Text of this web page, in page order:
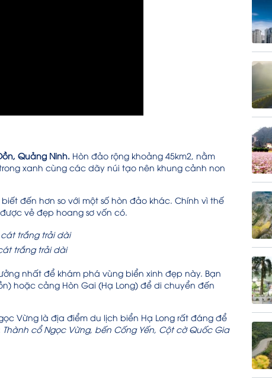
Quảng Ninh. Hòn đảo rộng khoảng 45km2, nằm
xanh cùng các dãy núi tạo nên khung cảnh non
đến hơn so với một số hòn đảo khác. Chính vì thế
vẻ đẹp hoang sơ vốn có.
trắng trải dài
nhất để khám phá vùng biển xinh đẹp này. Bạn
hoặc cảng Hòn Gai (Hạ Long) để di chuyển đến
Vừng là địa điểm du lịch biển Hạ Long rất đáng để
Thành cổ Ngọc Vừng, bến Cống Yến, Cột cờ Quốc Gia